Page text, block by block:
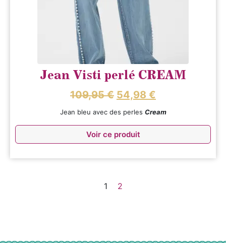
Jean Visti perlé CREAM
109,95€ 54,98 €
Jean bleu avec des perles Cream
Voir ce produit
1 2